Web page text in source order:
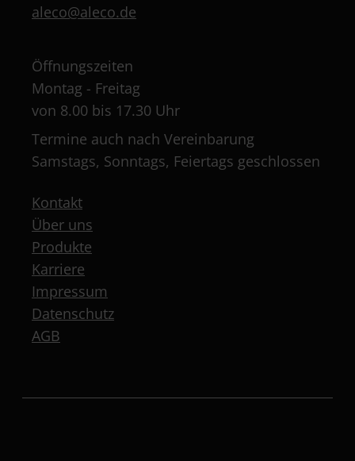
aleco@aleco.de
Öffnungszeiten
Montag - Freitag
von 8.00 bis 17.30 Uhr
Termine auch nach Vereinbarung
Samstags, Sonntags, Feiertags geschlossen
Kontakt
Über uns
Produkte
Karriere
Impressum
Datenschutz
AGB